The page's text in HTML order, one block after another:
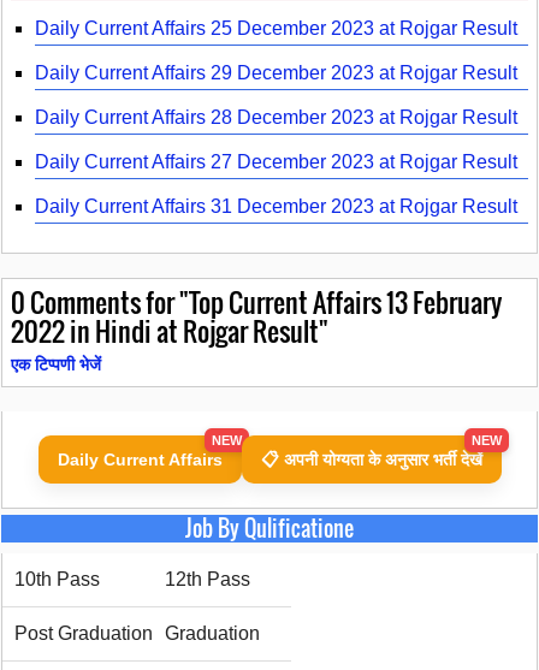
Daily Current Affairs 25 December 2023 at Rojgar Result
Daily Current Affairs 29 December 2023 at Rojgar Result
Daily Current Affairs 28 December 2023 at Rojgar Result
Daily Current Affairs 27 December 2023 at Rojgar Result
Daily Current Affairs 31 December 2023 at Rojgar Result
0Comments for "Top Current Affairs 13 February
2022 in Hindi at Rojgar Result"
एक टिप्पणी भेजें
Daily Current Affairs
NEW
📋 अपनी योग्यता के अनुसार भर्ती देखें
NEW
Job By Qulificatione
10th Pass 12th Pass
Post Graduation Graduation